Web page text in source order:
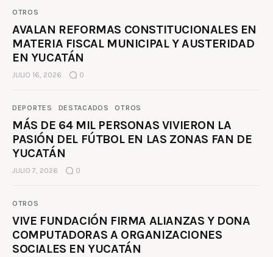
OTROS
AVALAN REFORMAS CONSTITUCIONALES EN
MATERIA FISCAL MUNICIPAL Y AUSTERIDAD
EN YUCATÁN
JULIO 16, 2026 0
DEPORTES DESTACADOS OTROS
MÁS DE 64 MIL PERSONAS VIVIERON LA
PASIÓN DEL FÚTBOL EN LAS ZONAS FAN DE
YUCATÁN
JULIO 7, 2026 0
OTROS
VIVE FUNDACIÓN FIRMA ALIANZAS Y DONA
COMPUTADORAS A ORGANIZACIONES
SOCIALES EN YUCATÁN